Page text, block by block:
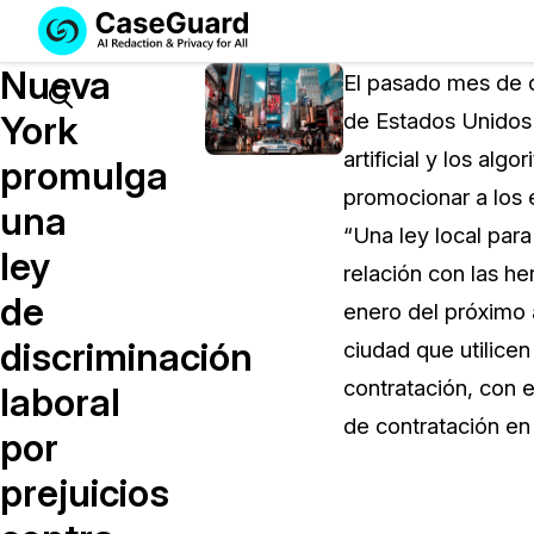
Servicios
SUSCRÍBASE
A
CASEGUARD
STUDIO
Licencia de CaseGuard
Soluciones
Search
Nueva
York
promulga
una
ley
de
discriminación
laboral
por
prejuicios
El pasado mes de
de Estados
artificial y los
promocionar a los
“Una ley local
relación con las
enero del próximo
ciudad que
contratación, con
de contratación